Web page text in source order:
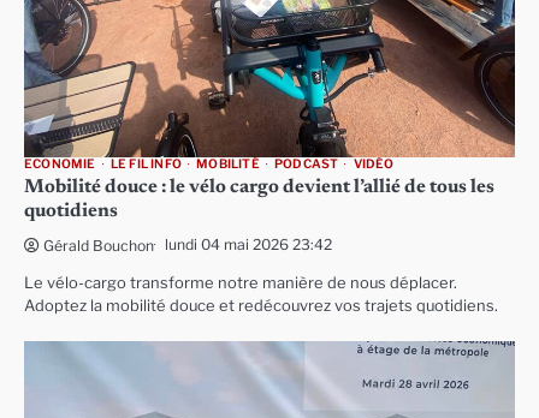
ECONOMIE LE FIL INFO MOBILITÉ PODCAST VIDÉO
Mobilité douce : le vélo cargo devient l’allié de tous les
quotidiens
Gérald Bouchon lundi 04 mai 2026 23:42
Le vélo-cargo transforme notre manière de nous déplacer.
Adoptez la mobilité douce et redécouvrez vos trajets quotidiens.